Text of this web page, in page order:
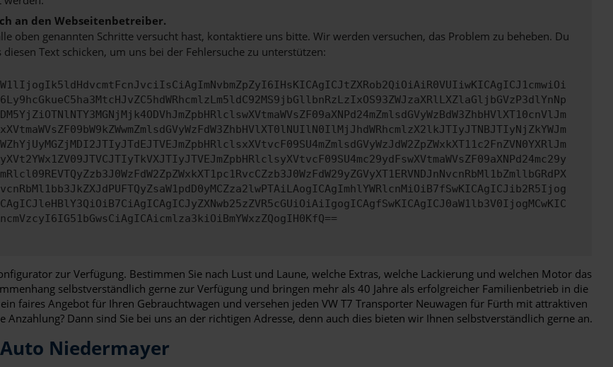
an den Webseitenbetreiber.
oben genannten Schritte versucht hast, kontaktiere uns bitte. Wir werden versuchen, das Problem zu beheben. Du
diesen Text schicken, um uns bei der Fehlersuche zu unterstützen:
zur Verfügung. Bestimmen Sie nach Lust und Laune, welche Extras, welche Lackierung und welchen Motor das
selbstverständlich gerne zur Verfügung und bringen mehr als 40 Jahre als erfolgreicher Familienbetrieb in die
faires Angebot für Ihren Gebrauchtwagen und versehen jeden VW T7 Transporter Neuwagen für Fürth mit attraktiven
Dann sind Sie bei uns an der richtigen Adresse, denn auch dies bieten wir Ihnen selbstverständlich gerne an.
Niedermayer